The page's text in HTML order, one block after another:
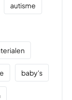
autisme
baby's